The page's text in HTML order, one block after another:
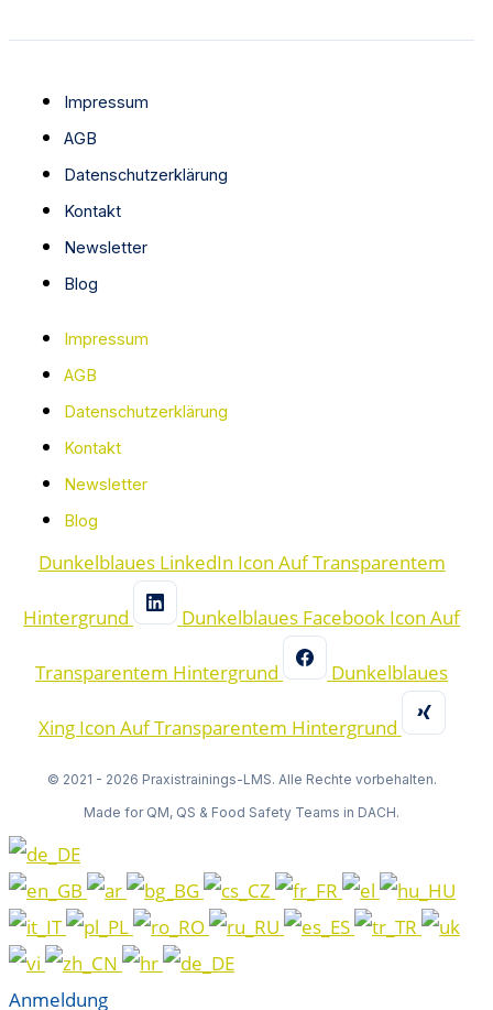
Impressum
AGB
Datenschutzerklärung
Kontakt
Newsletter
Blog
Impressum
AGB
Datenschutzerklärung
Kontakt
Newsletter
Blog
Dunkelblaues LinkedIn Icon Auf Transparentem
Hintergrund Dunkelblaues Facebook Icon Auf
Transparentem Hintergrund Dunkelblaues
Xing Icon Auf Transparentem Hintergrund
© 2021 - 2026 Praxistrainings-LMS. Alle Rechte vorbehalten.
Made for QM, QS & Food Safety Teams in DACH.
Anmeldung